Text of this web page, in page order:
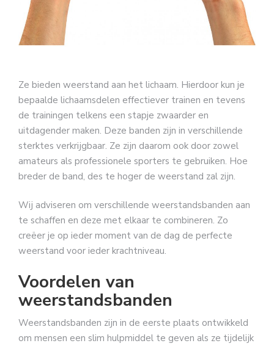
Ze bieden weerstand aan het lichaam. Hierdoor kun je
bepaalde lichaamsdelen effectiever trainen en tevens
de trainingen telkens een stapje zwaarder en
uitdagender maken. Deze banden zijn in verschillende
sterktes verkrijgbaar. Ze zijn daarom ook door zowel
amateurs als professionele sporters te gebruiken. Hoe
breder de band, des te hoger de weerstand zal zijn.
Wij adviseren om verschillende weerstandsbanden aan
te schaffen en deze met elkaar te combineren. Zo
creëer je op ieder moment van de dag de perfecte
weerstand voor ieder krachtniveau.
Voordelen van
weerstandsbanden
Weerstandsbanden zijn in de eerste plaats ontwikkeld
om mensen een slim hulpmiddel te geven als ze tijdelijk